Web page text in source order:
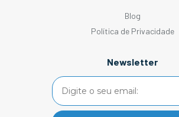
Blog
Política de Privacidade
Newsletter